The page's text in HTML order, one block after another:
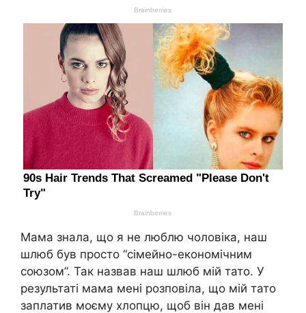
Мама знала, що я не люблю чоловіка, наш
шлюб був просто “сімейно-економічним
союзом”. Так назвав наш шлюб мій тато. У
результаті мама мені розповіла, що мій тато
заплатив моєму хлопцю, щоб він дав мені